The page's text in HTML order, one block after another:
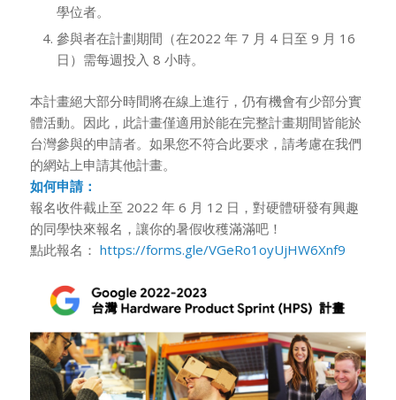
學位者。
參與者在計劃期間（在2022 年 7 月 4 日至 9 月 16
日）需每週投入 8 小時。
本計畫絕大部分時間將在線上進行，仍有機會有少部分實
體活動。因此，此計畫僅適用於能在完整計畫期間皆能於
台灣參與的申請者。如果您不符合此要求，請考慮在我們
的網站上申請其他計畫。
如何申請：
報名收件截止至 2022 年 6 月 12 日，對硬體研發有興趣
的同學快來報名，讓你的暑假收穫滿滿吧！
點此報名： https://forms.gle/VGeRo1oyUjHW6Xnf9